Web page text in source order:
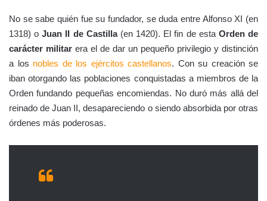
No se sabe quién fue su fundador, se duda entre Alfonso XI (en
1318) oJuan II de Castilla(en 1420). El fin de esta Orden de
carácter militar era el de dar un pequeño privilegio y distinción
a los nobles de los ejércitos castellanos. Con su creación se
iban otorgando las poblaciones conquistadas a miembros de la
Orden fundando pequeñas encomiendas. No duró más allá del
reinado de Juan II, desapareciendo o siendo absorbida por otras
órdenes más poderosas.